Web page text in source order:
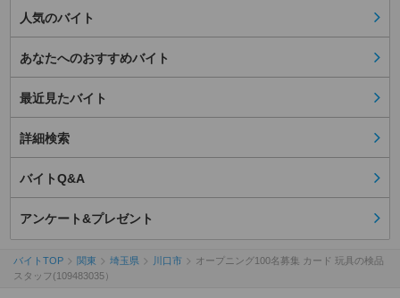
人気のバイト
あなたへのおすすめバイト
最近見たバイト
詳細検索
バイトQ&A
アンケート&プレゼント
バイトTOP 関東 埼玉県 川口市
オープニング100名募集 カード 玩具の検品
スタッフ(109483035）